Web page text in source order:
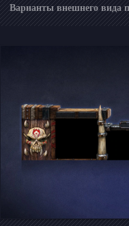
Варианты внешнего вида